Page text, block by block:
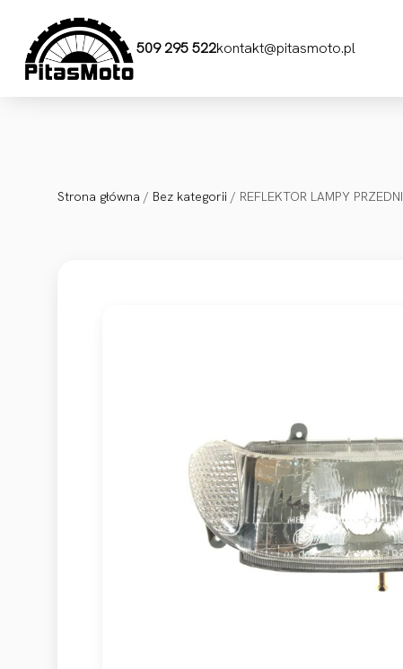
509 295 522kontakt@pitasmoto.pl
Strona główna / Bez kategorii / REFLEKTOR LAMPY